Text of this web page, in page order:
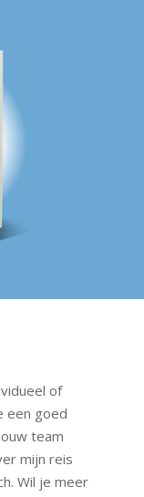
of
een goed
team
mijn reis
Wil je meer